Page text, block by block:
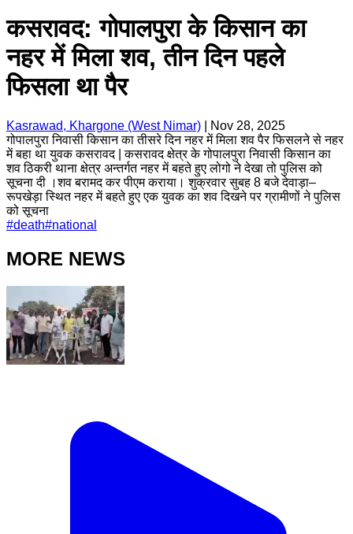
कसरावद: गोपालपुरा के किसान का
नहर में मिला शव, तीन दिन पहले
फिसला था पैर
Kasrawad, Khargone (West Nimar)
Nov 28, 2025
गोपालपुरा निवासी किसान का तीसरे दिन नहर में मिला शव पैर फिसलने से नहर
में बहा था युवक कसरावद | कसरावद क्षेत्र के गोपालपुरा निवासी किसान का
शव ठिकरी थाना क्षेत्र अन्तर्गत नहर में बहते हुए लोगो ने देखा तो पुलिस को
सूचना दी ।शव बरामद कर पीएम कराया। शुक्रवार सुबह 8 बजे देवाड़ा–
रूपखेड़ा स्थित नहर में बहते हुए एक युवक का शव दिखने पर ग्रामीणों ने पुलिस
को सूचना
#death#national
MORE NEWS